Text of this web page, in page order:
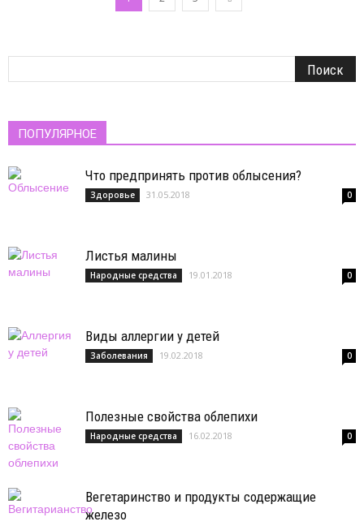
ПОПУЛЯРНОЕ
Что предпринять против облысения?
Здоровье 31.05.2018 0
Листья малины
Народные средства 19.01.2018 0
Виды аллергии у детей
Заболевания 19.02.2018 0
Полезные свойства облепихи
Народные средства 16.02.2018 0
Вегетаринство и продукты содержащие
железо